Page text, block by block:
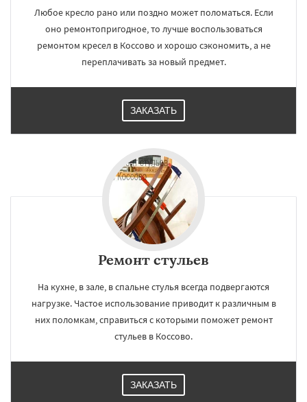
Любое кресло рано или поздно может поломаться. Если
оно ремонтопригодное, то лучше воспользоваться
ремонтом кресел в Коссово и хорошо сэкономить, а не
переплачивать за новый предмет.
ЗАКАЗАТЬ
Ремонт стульев
На кухне, в зале, в спальне стулья всегда подвергаются
нагрузке. Частое использование приводит к различным в
них поломкам, справиться с которыми поможет ремонт
стульев в Коссово.
ЗАКАЗАТЬ